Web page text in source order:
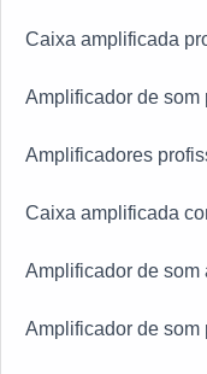
Caixa amplificada
Amplificador de som
Amplificadores
Caixa amplificada
Amplificador de som
Amplificador de som